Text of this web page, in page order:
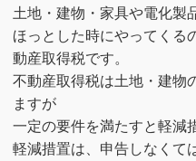
土地・建物・家具や電化製
ほっとした時にやってくる
動産取得税です。
不動産取得税は土地・建物
ますが
一定の要件を満たすと軽減
軽減措置は、申告しなくて